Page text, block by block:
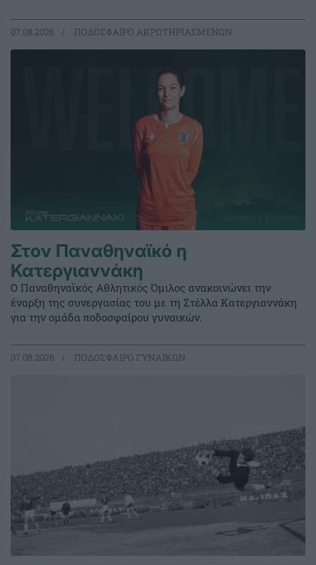
07.08.2026 ΠΟΔΟΣΦΑΙΡΟ ΑΚΡΩΤΗΡΙΑΣΜΕΝΩΝ
Στον Παναθηναϊκό η
Κατεργιαννάκη
Ο Παναθηναϊκός Αθλητικός Όμιλος ανακοινώνει την
έναρξη της συνεργασίας του με τη Στέλλα Κατεργιαννάκη
για την ομάδα ποδοσφαίρου γυναικών.
07.08.2026 ΠΟΔΟΣΦΑΙΡΟ ΓΥΝΑΙΚΩΝ